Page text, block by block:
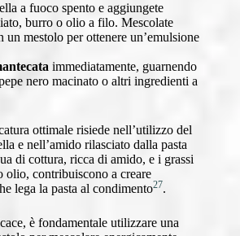
a fuoco spento e aggiungete
burro o olio a filo. Mescolate
un mestolo per ottenere un’emulsione
immediatamente, guarnendo
nero macinato o altri ingredienti a
ottimale risiede nell’utilizzo del
e nell’amido rilasciato dalla pasta
di cottura, ricca di amido, e i grassi
olio, contribuiscono a creare
lega la pasta al condimento27.
è fondamentale utilizzare una